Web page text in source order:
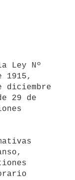
Ley Nº
1915,
diciembre
29 de